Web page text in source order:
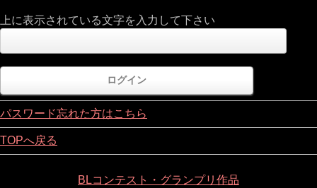
上に表示されている文字を入力して下さい
パスワード忘れた方はこちら
TOPへ戻る
BLコンテスト・グランプリ作品